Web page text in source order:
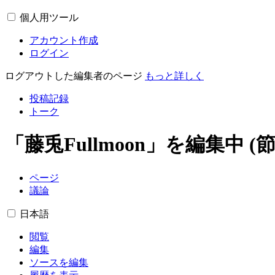
個人用ツール
アカウント作成
ログイン
ログアウトした編集者のページ もっと詳しく
投稿記録
トーク
「 藤兎Fullmoon 」を編集中 (
ページ
議論
日本語
閲覧
編集
ソースを編集